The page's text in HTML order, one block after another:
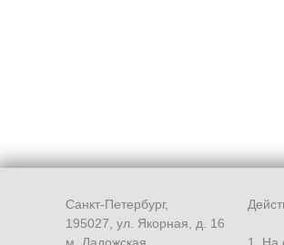
Санкт-Петербург,
195027, ул. Якорная, д. 16